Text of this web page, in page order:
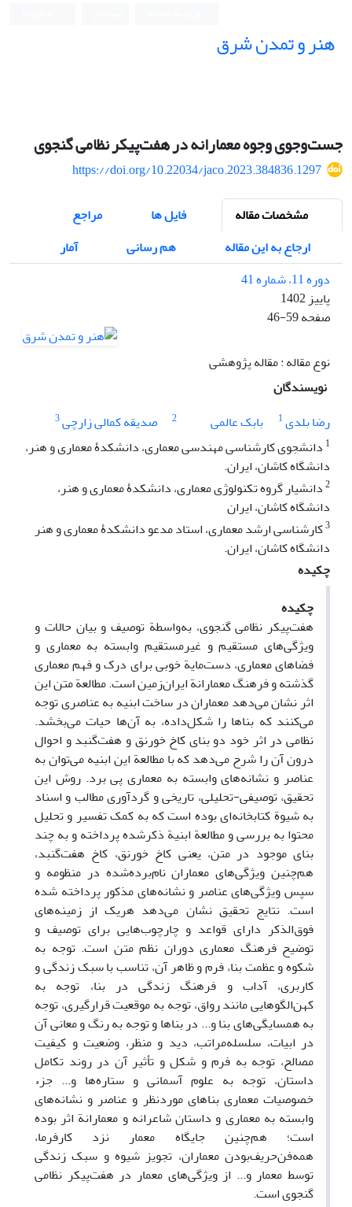
هنر و تمدن شرق
جست‌وجوی وجوه معمارانه در هفت‌پیکر نظامی گنجوی
https://doi.org/10.22034/jaco.2023.384836.1297
مشخصات مقاله
فایل ها
مراجع
ارجاع به این مقاله
هم رسانی
آمار
دوره 11، شماره 41
پاییز 1402
صفحه46-59
نوع مقاله : مقاله پژوهشی
نویسندگان
رضا بلدی1 بابک عالمی 2 صدیقه کمالی زارچی3
1 دانشجوی کارشناسی مهندسی معماری، دانشکدۀ معماری و هنر،
دانشگاه کاشان، ایران.
2دانشیار گروه تکنولوژی معماری، دانشکدۀ معماری و هنر،
دانشگاه کاشان، ایران
3کارشناسی ارشد معماری، استاد مدعو دانشکدۀ معماری و هنر
دانشگاه کاشان، ایران.
چکیده
چکیده
هفت‌پیکر نظامی گنجوی، به‌واسطة توصیف و بیان حالات و
ویژگی‌های مستقیم و غیرمستقیم وابسته به معماری و
فضاهای معماری، دست‌مایة خوبی برای درک و فهم معماری
گذشته و فرهنگ معمارانة ایران‌زمین است. مطالعة متن این
اثر نشان می‌دهد معماران در ساخت ابنیه به عناصری توجه
می‌کنند که بناها را شکل‌داده، به آن‌ها حیات می‌بخشد.
نظامی در اثر خود دو بنای کاخ خورنق و هفت‌گنبد و احوال
درون آن را شرح می‌دهد که با مطالعة این ابنیه می‌توان به
عناصر و نشانه‌های وابسته به معماری پی برد. روش این
تحقیق، توصیفی-تحلیلی، تاریخی و گردآوری مطالب و اسناد
به شیوة کتابخانه‌ای بوده است که به کمک تفسیر و تحلیل
محتوا به بررسی و مطالعة ابنیة ذکرشده پرداخته و به چند
بنای موجود در متن، یعنی کاخ خورنق، کاخ هفت‌گنبد،
هم‌چنین ویژگی‌های معماران نام‌برده‌شده در منظومه و
سپس ویژگی‌های عناصر و نشانه‌های مذکور پرداخته‌ شده
است. نتایج تحقیق نشان می‌دهد هریک از زمینه‌های
فوق‌الذکر دارای قواعد و چارچوب‌هایی برای توصیف و
توضیح فرهنگ معماری دوران نظم متن است. توجه به
شکوه و عظمت بنا، فرم و ظاهر آن، تناسب با سبک زندگی و
کاربری، آداب و فرهنگ زندگی در بنا، توجه به
کهن‌الگوهایی مانند رواق، توجه به موقعیت قرارگیری، توجه
به همسایگی‌های بنا و... در بناها و توجه به رنگ و معانی آن
در ابیات، سلسله‌مراتب، دید و منظر، وضعیت و کیفیت
مصالح، توجه به فرم و شکل و تأثیر آن در روند تکامل
داستان، توجه به علوم آسمانی و ستاره‌ها و... جزء
خصوصیات معماری بناهای موردنظر و عناصر و نشانه‌های
وابسته به معماری و داستان شاعرانه و معمارانة اثر بوده
است؛ هم‌چنین جایگاه معمار نزد کارفرما،
همه‌فن‌حریف‌بودن معماران، تجویز شیوه و سبک زندگی
توسط معمار و... از ویژگی‌های معمار در هفت‌پیکر نظامی
گنجوی است.